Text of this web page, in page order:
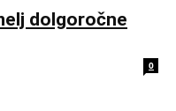
dolgoročne
0